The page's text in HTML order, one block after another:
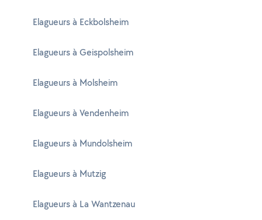
Elagueurs à Eckbolsheim
Elagueurs à Geispolsheim
Elagueurs à Molsheim
Elagueurs à Vendenheim
Elagueurs à Mundolsheim
Elagueurs à Mutzig
Elagueurs à La Wantzenau